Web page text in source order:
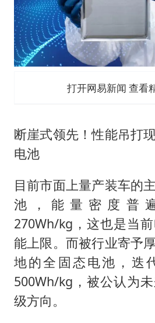
打开网易新闻 查看
断崖式领先！性能吊打
电池
目前市面上量产装车的
池，能量密度普
270Wh/kg，这也是当
能上限。而被行业寄予
地的全固态电池，迭
500Wh/kg，被公认为
级方向。